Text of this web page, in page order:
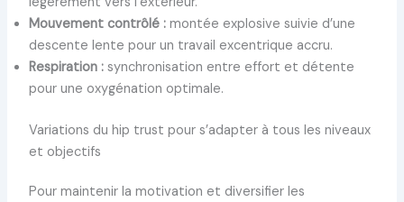
Mouvement contrôlé :montée explosive suivie d’une
descente lente pour un travail excentrique accru.
Respiration :synchronisation entre effort et détente
pour une oxygénation optimale.
Variations du hip trust pour s’adapter à tous les niveaux
et objectifs
Pour maintenir la motivation et diversifier les